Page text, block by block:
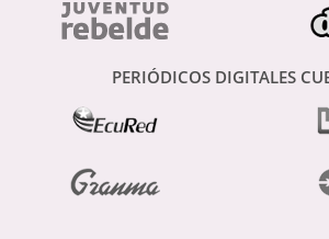
PERIÓDICOS DIGITALES